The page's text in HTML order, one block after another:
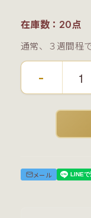
在庫数：20点
通常、３週間程
-
メール